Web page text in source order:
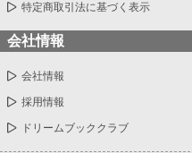
特定商取引法に基づく表示
会社情報
会社情報
採用情報
ドリームブッククラブ